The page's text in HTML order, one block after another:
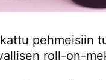
pehmeisiin
roll-on-